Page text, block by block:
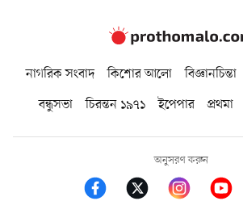
নাগরিক সংবাদ কিশোর আলো বিজ্ঞানচিন্তা
বন্ধুসভা
চিরন্তন ১৯৭১ ইপেপার প্রথমা
অনুসরণ করুন